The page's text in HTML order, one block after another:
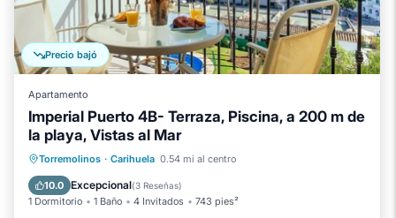
Precio bajó
Apartamento
Imperial Puerto 4B- Terraza, Piscina, a 200 m de
la playa, Vistas al Mar
Torremolinos · Carihuela 0.54 mi al centro
10.0 Excepcional(3 Reseñas)
1 Dormitorio 1 Baño 4 Invitados 743 pies²
Chimenea/Calefacción
Piscina
Balcón/Terraza